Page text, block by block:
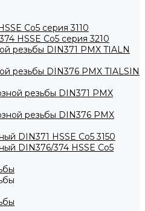
Co5 серия 3110
HSSE Co5 серия 3210
резьбы DIN371 PMX TIALN
резьбы DIN376 PMX TIALSIN
резьбы DIN371 PMX
резьбы DIN376 PMX
DIN371 HSSE Co5 3150
DIN376/374 HSSE Co5